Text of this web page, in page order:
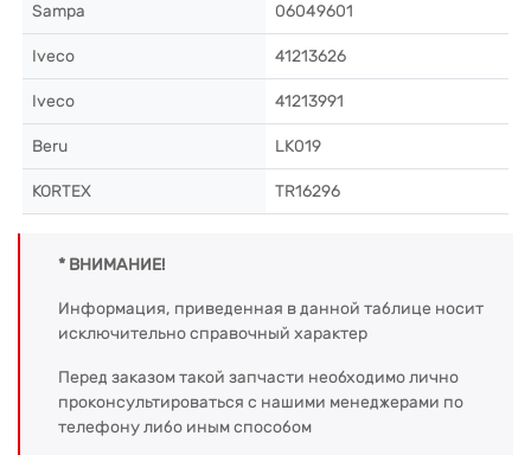
Sampa 06049601
Iveco 41213626
Iveco 41213991
Beru LK019
KORTEX TR16296
* ВНИМАНИЕ!
Информация, приведенная в данной таблице носит
исключительно справочный характер
Перед заказом такой запчасти необходимо лично
проконсультироваться с нашими менеджерами по
телефону либо иным способом